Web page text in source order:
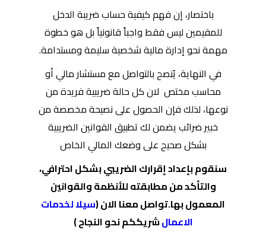
باختصار، إن فهم كيفية حساب ضريبة الدخل
للمقيمين ليس فقط واجباً قانونياً بل هو خطوة
مهمة نحو إدارة مالية شخصية سليمة ومستدامة.
في النهاية، يُنصح بالتواصل مع مستشار مالي أو
محاسب مختص لان كل حالة ضريبية فريدة من
نوعها، لذلك فإن الحصول على نصيحة مخصصة من
خبير ضرائب يضمن لك تطبيق القوانين الضريبية
بشكل صحيح على وضعك المالي الخاص
سنقوم بإعداد إقرارك الضريبي بشكل احترافي،
والتأكد من مطابقته للأنظمة والقوانين
المعمول بها.تواصل معنا الان (سيلا لخدمات
الاعمالشريككم نحو النجاح )